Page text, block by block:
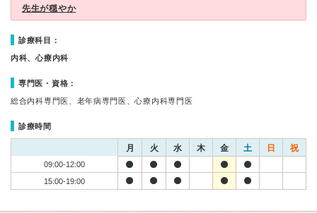
先生が穏やか
診療科目：
内科、心療内科
専門医・資格：
総合内科専門医、老年病専門医、心療内科専門医
診療時間
月 火 水 木 金 土 日 祝
09:00-12:00
15:00-19:00